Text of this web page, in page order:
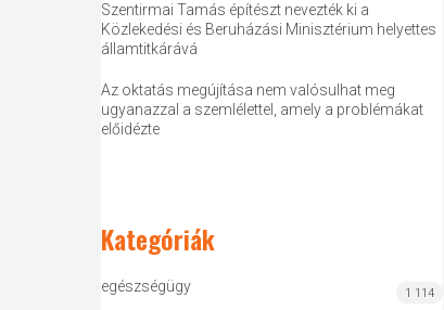
Szentirmai Tamás építészt nevezték ki a
Közlekedési és Beruházási Minisztérium helyettes
államtitkárává
Az oktatás megújítása nem valósulhat meg
ugyanazzal a szemlélettel, amely a problémákat
előidézte
Kategóriák
egészségügy 1 114